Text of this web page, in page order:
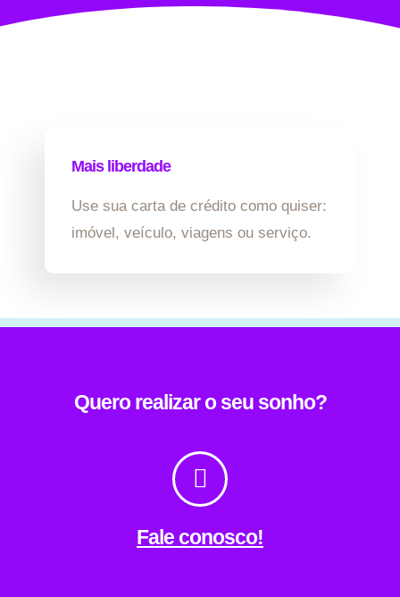
Mais liberdade
Use sua carta de crédito como quiser:
imóvel, veículo, viagens ou serviço.
Quero realizar o seu sonho?
Fale conosco!